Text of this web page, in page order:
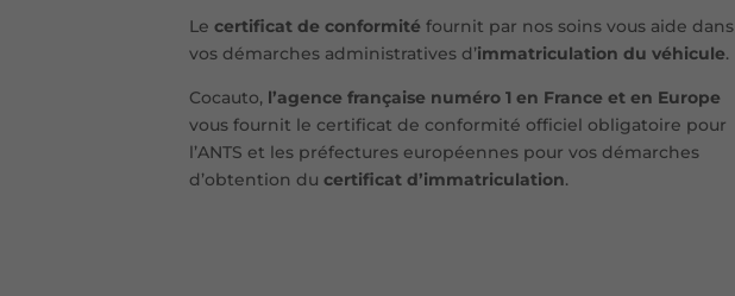
Lecertificat de conformité fournit par nos soins vous aide dans
vos démarches administratives d’immatriculation du véhicule.
Cocauto, l’agence française numéro 1 en France et en Europe
vous fournit le certificat de conformité officiel obligatoire pour
l’ANTS et les préfectures européennes pour vos démarches
d’obtention ducertificat d’immatriculation.